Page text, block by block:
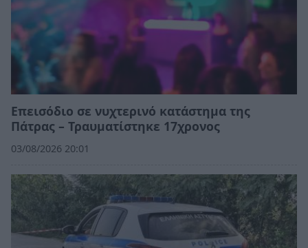
Επεισόδιο σε νυχτερινό κατάστημα της
Πάτρας – Τραυματίστηκε 17χρονος
03/08/2026 20:01